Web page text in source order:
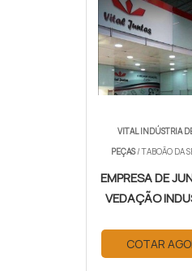
VITAL INDÚSTRIA
PEÇAS/ TABOÃO DA
EMPRESA DE
VEDAÇÃO
COTAR